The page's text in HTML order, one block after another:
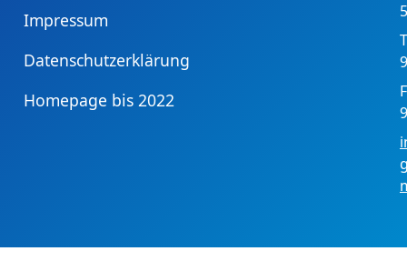
Impressum
Datenschutzerklärung
Homepage bis 2022